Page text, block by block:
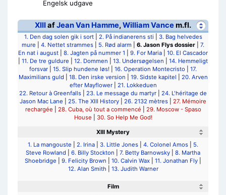
Engelsk udgave
XIIIafJean Van Hamme,William Vance m.fl.
1. Den dag solen gik i sort| 2. På indianerens sti
3. Bag helvedes
mure
4. Nettet strammes 5. Rød alarm 6. Jason Flys dossier
7.
En nat i august
8. Jagten på nummer 1 9. For Maria
10. El Cascador
11. De tre guldure 12. Dommen 13. Undersøgelsen
14. Hemmeligt
forsvar
15. Slip hundene løs! 16. Operation Montecristo
17.
Maximilians guld
18. Den irske version 19. Sidste kapitel
20. Arven
efter Mayflower| 21. Lokkeduen
22. Retour à Greenfalls
23. Le message du martyr
24. L'héritage de
Jason Mac Lane
25. The XIII History 26. 2132 mètres
27. Mémoire
rechargée
28. Cuba, où tout a commencé
29. Moscow - Spaso
House
30. So Help Me God!
XIII Mystery
1. La mangouste
2. Irina 3. Little Jones 4. Colonel Amos
5.
Steve Rowland
6. Billy Stockton 7. Betty Barnowsky
8. Martha
Shoebridge
9. Felicity Brown 10. Calvin Wax 11. Jonathan Fly
12. Alan Smith
13. Judith Warner
Film